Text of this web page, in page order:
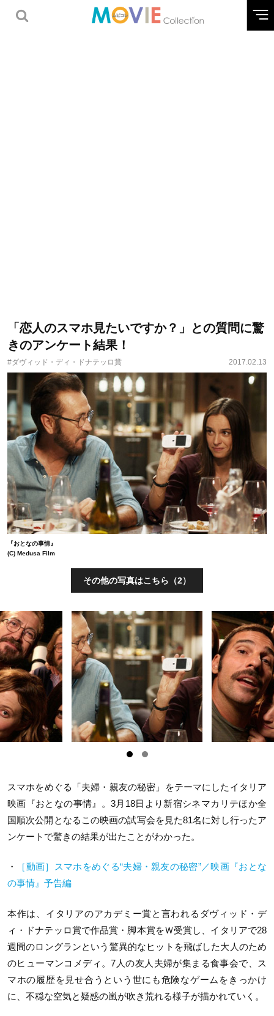
「恋人のスマホ見たいですか？」との質問に驚
きのアンケート結果！
#ダヴィッド・ディ・ドナテッロ賞 2017.02.13
『おとなの事情』
(C) Medusa Film
その他の写真はこちら（2）
スマホをめぐる「夫婦・親友の秘密」をテーマにしたイタリア
映画『おとなの事情』。3月18日より新宿シネマカリテほか全
国順次公開となるこの映画の試写会を見た81名に対し行ったア
ンケートで驚きの結果が出たことがわかった。
・
［動画］スマホをめぐる“夫婦・親友の秘密”／映画『おとな
の事情』予告編
本作は、イタリアのアカデミー賞と言われるダヴィッド・デ
ィ・ドナテッロ賞で作品賞・脚本賞をＷ受賞し、イタリアで28
週間のロングランという驚異的なヒットを飛ばした大人のため
のヒューマンコメディ。7人の友人夫婦が集まる食事会で、ス
マホの履歴を見せ合うという世にも危険なゲームをきっかけ
に、不穏な空気と疑惑の嵐が吹き荒れる様子が描かれていく。